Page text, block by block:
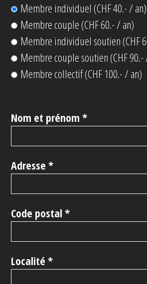
Membre individuel (CHF 40.- / an)
Membre couple (CHF 60.- / an)
Membre individuel soutien (CHF
Membre couple soutien (CHF 90.-
Membre collectif (CHF 100.- / an)
Nom et prénom *
Adresse *
Code postal *
Localité *